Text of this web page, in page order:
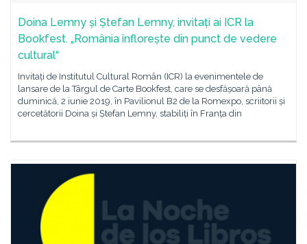
Doina Lemny și Ștefan Lemny, invitați ai ICR la
Bookfest. „România înflorește din punct de vedere
cultural“
Invitați de Institutul Cultural Român (ICR) la evenimentele de
lansare de la Târgul de Carte Bookfest, care se desfășoară până
duminică, 2 iunie 2019, în Pavilionul B2 de la Romexpo, scriitorii și
cercetătorii Doina și Ștefan Lemny, stabiliți în Franța din